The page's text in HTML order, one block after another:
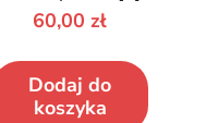
60,00zł
Dodaj do
koszyka